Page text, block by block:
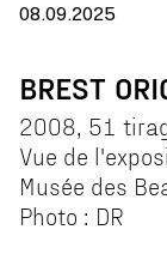
08.09.2025
BREST
2008, 51
Vue de
Musée des
Photo : DR